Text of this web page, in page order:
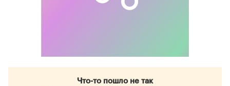
Что-то пошло не так